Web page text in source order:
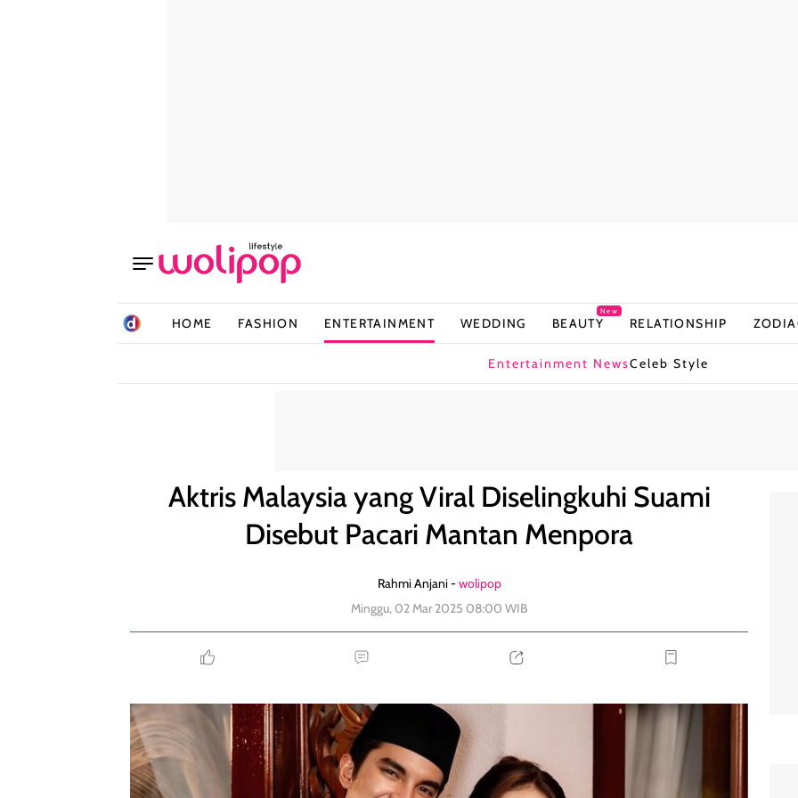
HOME FASHION ENTERTAINMENT WEDDING BEAUTY
New
RELATIONSHIP
Entertainment NewsCeleb Style
Aktris Malaysia yang Viral Diselingkuhi Suami
Disebut Pacari Mantan Menpora
Rahmi Anjani -wolipop
Minggu, 02 Mar 2025 08:00 WIB